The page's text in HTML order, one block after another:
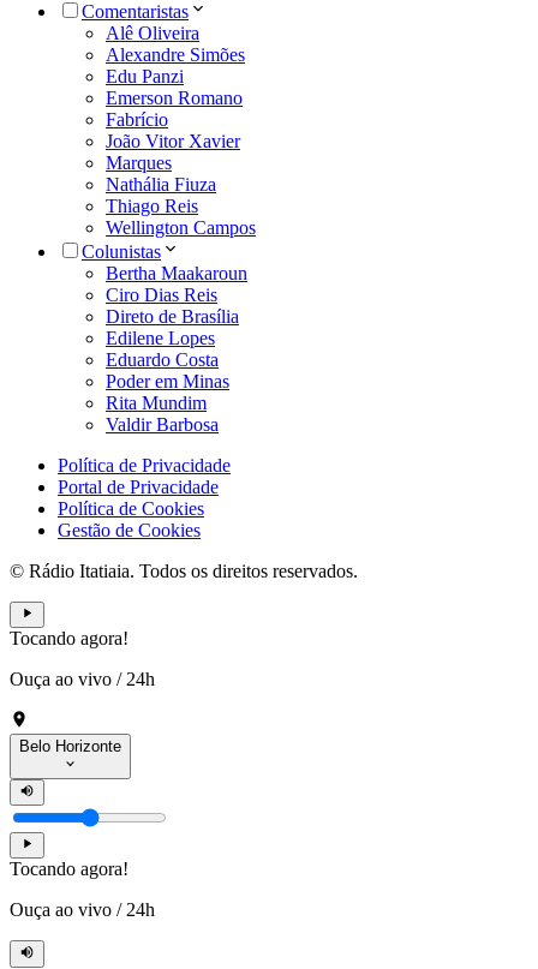
Comentaristas
Alê Oliveira
Alexandre Simões
Edu Panzi
Emerson Romano
Fabrício
João Vitor Xavier
Marques
Nathália Fiuza
Thiago Reis
Wellington Campos
Colunistas
Bertha Maakaroun
Ciro Dias Reis
Direto de Brasília
Edilene Lopes
Eduardo Costa
Poder em Minas
Rita Mundim
Valdir Barbosa
Política de Privacidade
Portal de Privacidade
Política de Cookies
Gestão de Cookies
© Rádio Itatiaia. Todos os direitos reservados.
Tocando agora!
Ouça ao vivo / 24h
Belo Horizonte
Tocando agora!
Ouça ao vivo / 24h